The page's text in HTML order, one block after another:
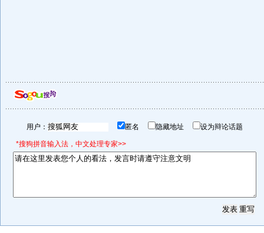
用户： 匿名 隐藏地址 设为辩论话题
*搜狗拼音输入法，中文处理专家>>